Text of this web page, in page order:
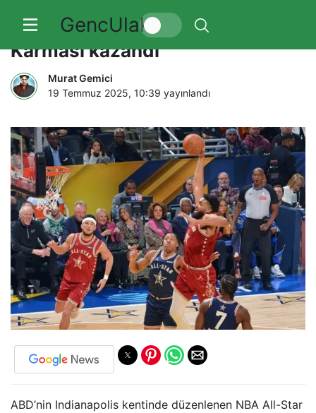
GencUlak
73. NBA All-Star maçını Doğu
Karması kazandı
Murat Gemici
19 Temmuz 2025, 10:39 yayınlandı
ABD’nin Indianapolis kentinde düzenlenen NBA All-Star